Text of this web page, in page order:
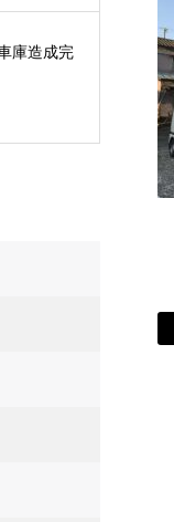
庫造成完